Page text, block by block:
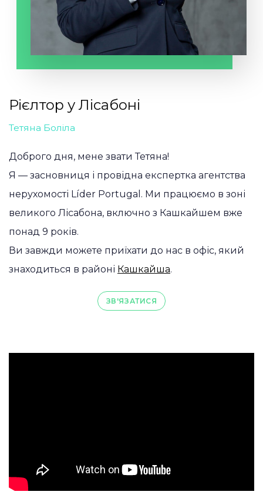
Рієлтор у Лісабоні
Тетяна Боліла
Доброго дня, мене звати Тетяна!
Я — засновниця і провідна експертка агентства
нерухомості Líder Portugal. Ми працюємо в зоні
великого Лісабона, включно з Кашкайшем вже
понад 9 років.
Ви завжди можете приїхати до нас в офіс, який
знаходиться в районі Кашкайша.
ЗВ'ЯЗАТИСЯ